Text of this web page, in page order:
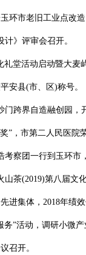
环市老旧工业点改
计》评审会召开。
堂活动启动暨大麦
安县(市、区)称号。
门跨界自造融创园，
”，市第二人民医院
察团一行到玉环
茶(2019)第八届文
进集体，2018年绩
”活动，调研小微
召开。